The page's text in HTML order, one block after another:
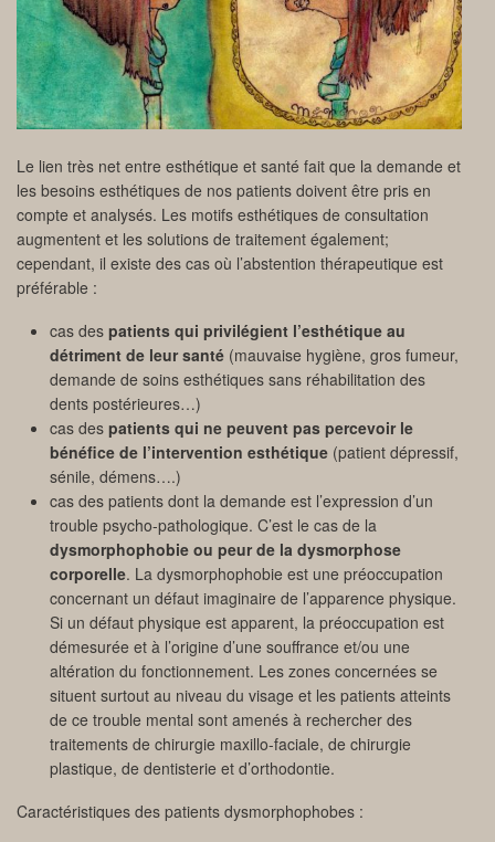
Le lien très net entre esthétique et santé fait que la demande et
les besoins esthétiques de nos patients doivent être pris en
compte et analysés. Les motifs esthétiques de consultation
augmentent et les solutions de traitement également;
cependant, il existe des cas où l’abstention thérapeutique est
préférable :
cas des patients qui privilégient l’esthétique au
détriment de leur santé (mauvaise hygiène, gros fumeur,
demande de soins esthétiques sans réhabilitation des
dents postérieures…)
cas des patients qui ne peuvent pas percevoir le
bénéfice de l’intervention esthétique (patient dépressif,
sénile, démens….)
cas des patients dont la demande est l’expression d’un
trouble psycho-pathologique. C’est le cas de la
dysmorphophobie ou peur de la dysmorphose
corporelle. La dysmorphophobie est une préoccupation
concernant un défaut imaginaire de l’apparence physique.
Si un défaut physique est apparent, la préoccupation est
démesurée et à l’origine d’une souffrance et/ou une
altération du fonctionnement. Les zones concernées se
situent surtout au niveau du visage et les patients atteints
de ce trouble mental sont amenés à rechercher des
traitements de chirurgie maxillo-faciale, de chirurgie
plastique, de dentisterie et d’orthodontie.
Caractéristiques des patients dysmorphophobes :